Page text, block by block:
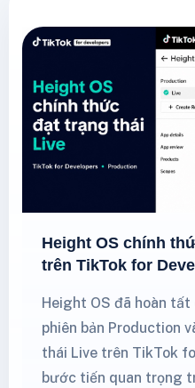
Height OS chính
trên TikTok for
Height OS đã hoàn
phiên bản Production
thái Live trên TikTok
bước tiến quan trọng